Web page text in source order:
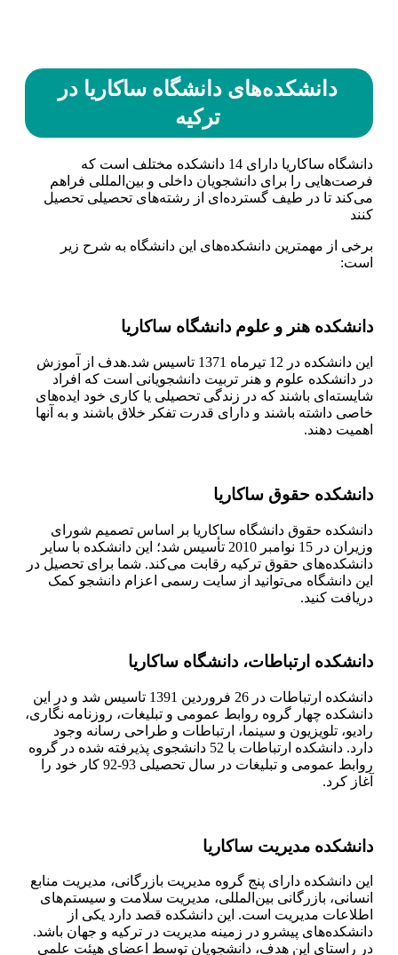
دانشکده‌های دانشگاه ساکاریا در
ترکیه
دانشگاه ساکاریا دارای 14 دانشكده مختلف است که
فرصت‌هایی را برای دانشجویان داخلی و بین‌المللی فراهم
می‌کند تا در طیف گسترده‌ای از رشته‌های تحصیلی تحصیل
کنند
برخی از مهمترین دانشکده‌های این دانشگاه به شرح زیر
است:
دانشکده هنر و علوم دانشگاه ساکاریا
این دانشکده در 12 تیرماه 1371 تاسیس شد.هدف از آموزش
در دانشکده علوم و هنر تربیت دانشجویانی است که افراد
شایسته‌ای باشند که در زندگی تحصیلی یا کاری خود ایده‌های
خاصی داشته باشند و دارای قدرت تفکر خلاق باشند و به آنها
اهمیت دهند.
دانشکده حقوق ساکاریا
دانشکده حقوق دانشگاه ساکاریا بر اساس تصمیم شورای
وزیران در 15 نوامبر 2010 تأسیس شد؛ این دانشکده با سایر
دانشکده‌های حقوق ترکیه رقابت می‌کند. شما برای تحصیل در
این دانشگاه می‌توانید از سایت رسمی اعزام دانشجو کمک
دریافت کنید.
دانشکده ارتباطات، دانشگاه ساکاریا
دانشکده ارتباطات در 26 فروردین 1391 تاسیس شد و در این
دانشکده چهار گروه روابط عمومی و تبلیغات، روزنامه نگاری،
رادیو، تلویزیون و سینما، ارتباطات و طراحی رسانه وجود
دارد. دانشکده ارتباطات با 52 دانشجوی پذیرفته شده در گروه
روابط عمومی و تبلیغات در سال تحصیلی 93-92 کار خود را
آغاز کرد.
دانشکده مدیریت ساکاریا
این دانشکده دارای پنج گروه مدیریت بازرگانی، مدیریت منابع
انسانی، بازرگانی بین‌المللی، مدیریت سلامت و سیستم‌های
اطلاعات مدیریت است. این دانشکده قصد دارد یکی از
دانشکده‌های پیشرو در زمینه مدیریت در ترکیه و جهان باشد.
در راستای این هدف، دانشجویان توسط اعضای هیئت علمی